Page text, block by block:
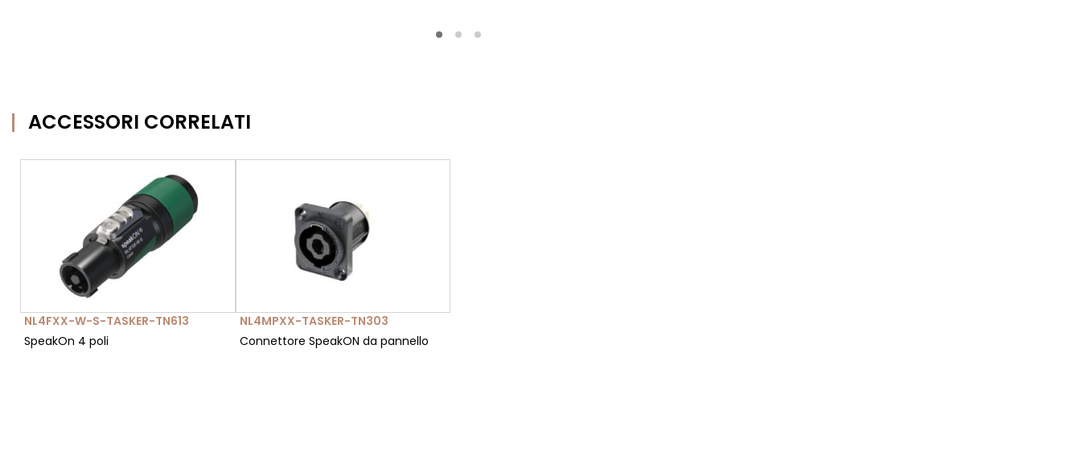
ACCESSORI CORRELATI
NL4FXX-W-S-TASKER-TN613
SpeakOn 4 poli
NL4MPXX-TASKER-TN303
Connettore SpeakON da pannello